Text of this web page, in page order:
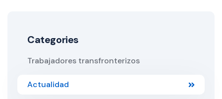
Categories
Trabajadores transfronterizos
Actualidad